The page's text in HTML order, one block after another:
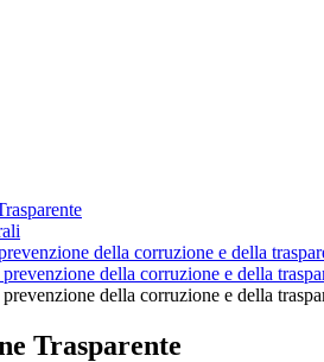
della corruzione e della
della corruzione e della
della corruzione e della
Trasparente